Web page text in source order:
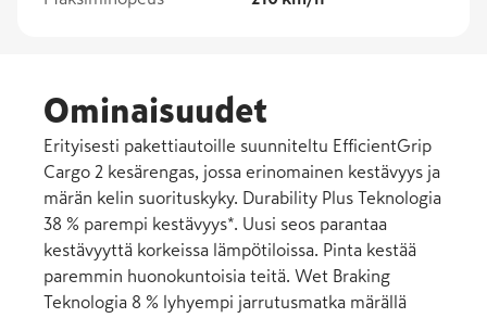
Ominaisuudet
Erityisesti pakettiautoille suunniteltu EfficientGrip
Cargo 2 kesärengas, jossa erinomainen kestävyys ja
märän kelin suorituskyky. Durability Plus Teknologia
38 % parempi kestävyys*. Uusi seos parantaa
kestävyyttä korkeissa lämpötiloissa. Pinta kestää
paremmin huonokuntoisia teitä. Wet Braking
Teknologia 8 % lyhyempi jarrutusmatka märällä